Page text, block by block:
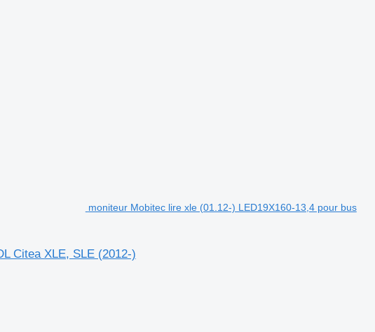
moniteur Mobitec lire xle (01.12-) LED19X160-13,4 pour bus
Citea XLE, SLE (2012-)